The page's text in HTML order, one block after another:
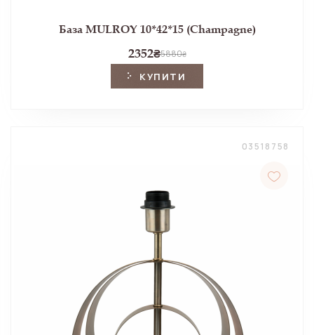
База MULROY 10*42*15 (Champagne)
2352₴5880₴
КУПИТИ
03518758